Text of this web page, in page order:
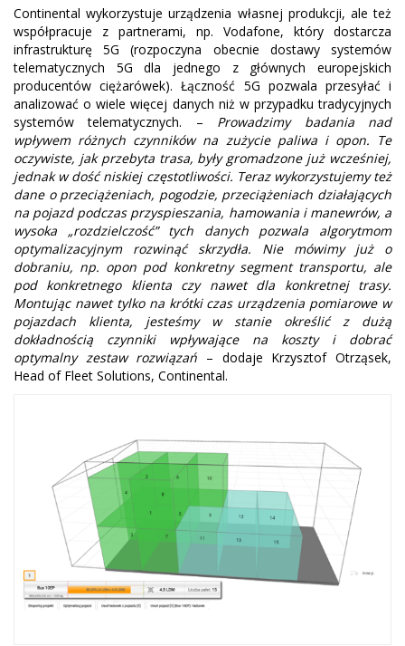
Continental wykorzystuje urządzenia własnej produkcji, ale też
współpracuje z partnerami, np. Vodafone, który dostarcza
infrastrukturę 5G (rozpoczyna obecnie dostawy systemów
telematycznych 5G dla jednego z głównych europejskich
producentów ciężarówek). Łączność 5G pozwala przesyłać i
analizować o wiele więcej danych niż w przypadku tradycyjnych
systemów telematycznych. – Prowadzimy badania nad
wpływem różnych czynników na zużycie paliwa i opon. Te
oczywiste, jak przebyta trasa, były gromadzone już wcześniej,
jednak w dość niskiej częstotliwości. Teraz wykorzystujemy też
dane o przeciążeniach, pogodzie, przeciążeniach działających
na pojazd podczas przyspieszania, hamowania i manewrów, a
wysoka „rozdzielczość” tych danych pozwala algorytmom
optymalizacyjnym rozwinąć skrzydła. Nie mówimy już o
dobraniu, np. opon pod konkretny segment transportu, ale
pod konkretnego klienta czy nawet dla konkretnej trasy.
Montując nawet tylko na krótki czas urządzenia pomiarowe w
pojazdach klienta, jesteśmy w stanie określić z dużą
dokładnością czynniki wpływające na koszty i dobrać
optymalny zestaw rozwiązań – dodaje Krzysztof Otrząsek,
Head of Fleet Solutions, Continental.